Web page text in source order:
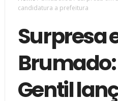
candidatura a prefeitura
Surpresa
Brumado:
Gentil